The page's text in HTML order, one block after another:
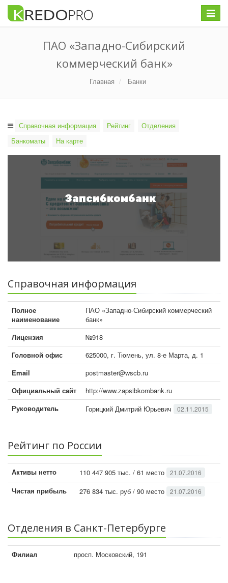
Меню
ПАО «Западно-Сибирский
коммерческий банк»
Главная Банки
Справочная информация Рейтинг
Отделения
Банкоматы
На карте
Запсибкомбанк
Справочная информация
Полное
наименование
ПАО «Западно-Сибирский коммерческий
банк»
Лицензия
№918
Головной офис
625000, г. Тюмень, ул. 8-е Марта, д. 1
Email
postmaster@wscb.ru
Официальный сайт
http://www.zapsibkombank.ru
Руководитель
Горицкий Дмитрий Юрьевич 02.11.2015
Рейтинг по России
Активы нетто 110 447 905 тыс. / 61 место 21.07.2016
Чистая прибыль 276 834 тыс. руб / 90 место 21.07.2016
Отделения в Санкт-Петербурге
Филиал просп. Московский, 191